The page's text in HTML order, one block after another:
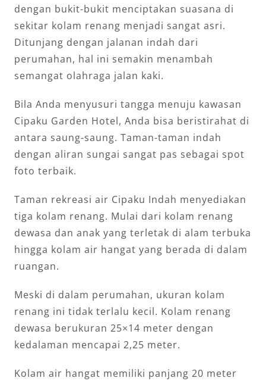
dengan bukit-bukit menciptakan suasana di
sekitar kolam renang menjadi sangat asri.
Ditunjang dengan jalanan indah dari
perumahan, hal ini semakin menambah
semangat olahraga jalan kaki.
Bila Anda menyusuri tangga menuju kawasan
Cipaku Garden Hotel, Anda bisa beristirahat di
antara saung-saung. Taman-taman indah
dengan aliran sungai sangat pas sebagai spot
foto terbaik.
Taman rekreasi air Cipaku Indah menyediakan
tiga kolam renang. Mulai dari kolam renang
dewasa dan anak yang terletak di alam terbuka
hingga kolam air hangat yang berada di dalam
ruangan.
Meski di dalam perumahan, ukuran kolam
renang ini tidak terlalu kecil. Kolam renang
dewasa berukuran 25×14 meter dengan
kedalaman mencapai 2,25 meter.
Kolam air hangat memiliki panjang 20 meter